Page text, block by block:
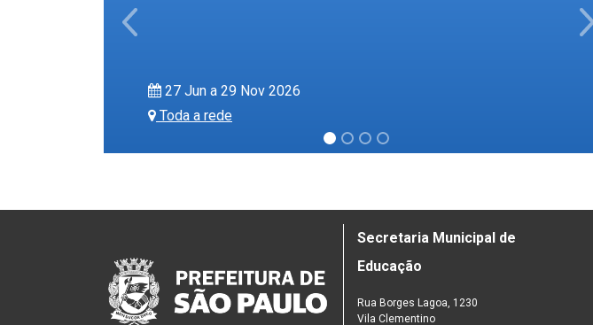
27 Jun a 29 Nov 2026
Toda a rede
Previous
Secretaria Municipal de
Educação
Rua Borges Lagoa, 1230
Vila Clementino